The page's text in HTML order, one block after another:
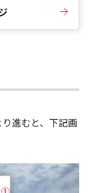
進むと、下記画